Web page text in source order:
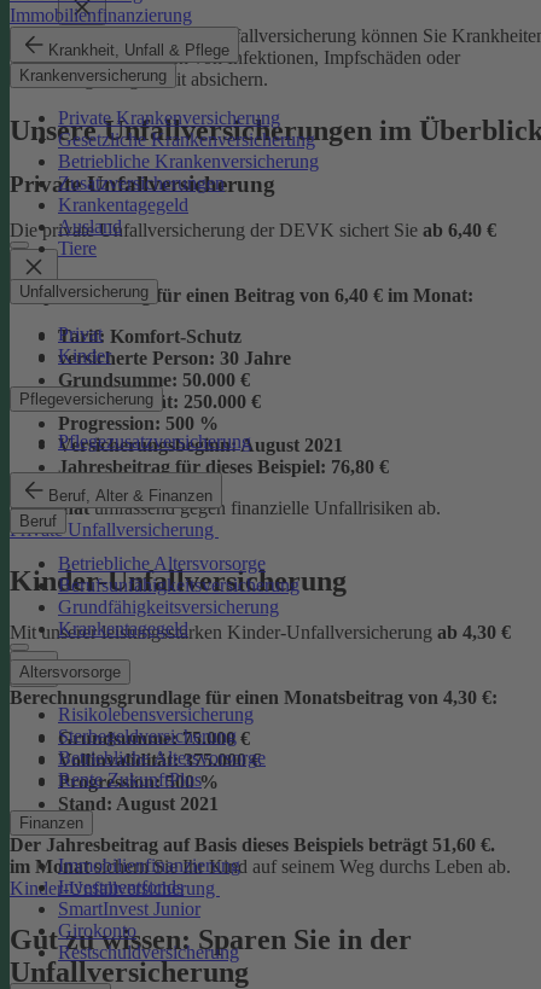
Immobilienfinanzierung
Krankheit, Unfall & Pflege
Krankenversicherung
Private Krankenversicherung
Gesetzliche Krankenversicherung
Betriebliche Krankenversicherung
Zusatzversicherungen
Krankentagegeld
Ausland
Tiere
Unfallversicherung
Privat
Kinder
Pflegeversicherung
Pflegezusatzversicherung
Beruf, Alter & Finanzen
Beruf
Betriebliche Altersvorsorge
Berufsunfähigkeitsversicherung
Grundfähigkeitsversicherung
Krankentagegeld
Altersvorsorge
Risikolebensversicherung
Sterbegeldversicherung
Betriebliche Altersvorsorge
Rente ZukunftPlus
Finanzen
Immobilienfinanzierung
Investmentfonds
SmartInvest Junior
Girokonto
Restschuldversicherung
Mit der Junior-Plus-Unfallversicherung können Sie
sowie die Folgen von Infektionen, Impfschäden oder
Vergiftungen mit absichern.
Unsere Unfallversicherungen im
Private Unfallversicherung
Die private Unfallversicherung der DEVK sichert Sie ab 6,40 €
Beispielrechnung für einen Beitrag von 6,40 € im Monat:
Tarif: Komfort-Schutz
versicherte Person: 30 Jahre
Grundsumme: 50.000 €
Vollinvalidität: 250.000 €
Progression: 500 %
Versicherungsbeginn:August 2021
Jahresbeitrag für dieses Beispiel: 76,80 €
im Monatumfassend gegen finanzielle Unfallrisiken ab.
Private Unfallversicherung
Kinder-Unfallversicherung
Mit unserer leistungsstarken Kinder-Unfallversicherung ab 4,30 €
Berechnungsgrundlage für einen Monatsbeitrag von 4,30 €:
Grundsumme:75.000 €
Vollinvalidität:375.000 €
Progression:500 %
Stand: August 2021
Der Jahresbeitrag auf Basis dieses Beispiels beträgt 51,60 €.
im Monatsichern Sie Ihr Kind auf seinem Weg durchs Leben ab.
Kinder-Unfallversicherung
Gut zu wissen: Sparen Sie in der
Unfallversicherung